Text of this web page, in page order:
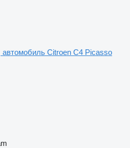
автомобиль Citroen C4 Picasso